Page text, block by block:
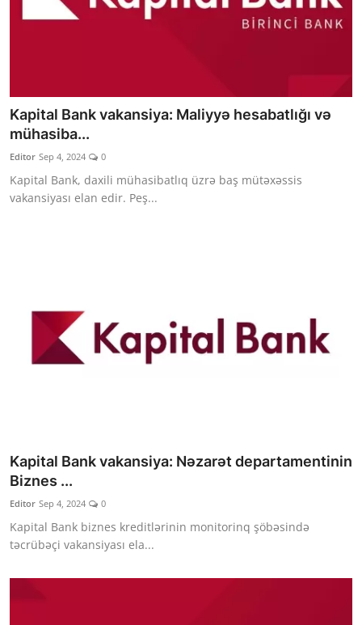
Kapital Bank vakansiya: Maliyyə hesabatlığı və
mühasiba...
Editor Sep 4, 2024 0
Kapital Bank, daxili mühasibatlıq üzrə baş mütəxəssis
vakansiyası elan edir. Peş...
Kapital Bank vakansiya: Nəzarət departamentinin
Biznes ...
Editor Sep 4, 2024 0
Kapital Bank biznes kreditlərinin monitorinq şöbəsində
təcrübəçi vakansiyası ela...